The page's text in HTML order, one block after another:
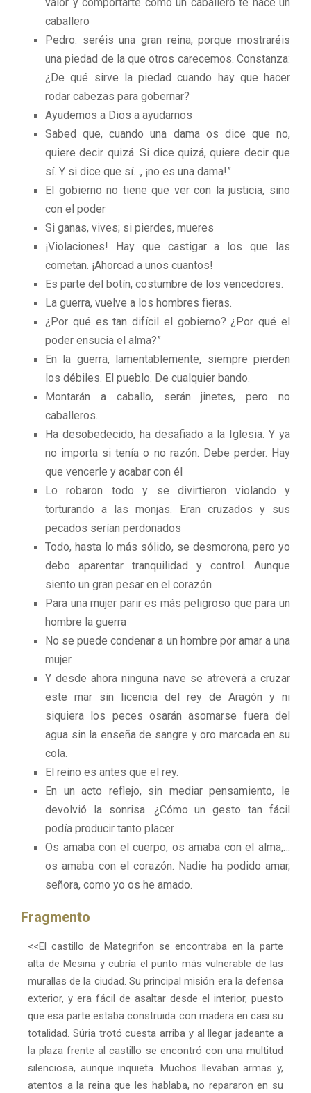
valor y comportarte como un caballero te hace un
caballero
Pedro: seréis una gran reina, porque mostraréis
una piedad de la que otros carecemos. Constanza:
¿De qué sirve la piedad cuando hay que hacer
rodar cabezas para gobernar?
Ayudemos a Dios a ayudarnos
Sabed que, cuando una dama os dice que no,
quiere decir quizá. Si dice quizá, quiere decir que
sí. Y si dice que sí…, ¡no es una dama!”
El gobierno no tiene que ver con la justicia, sino
con el poder
Si ganas, vives; si pierdes, mueres
¡Violaciones! Hay que castigar a los que las
cometan. ¡Ahorcad a unos cuantos!
Es parte del botín, costumbre de los vencedores.
La guerra, vuelve a los hombres fieras.
¿Por qué es tan difícil el gobierno? ¿Por qué el
poder ensucia el alma?”
En la guerra, lamentablemente, siempre pierden
los débiles. El pueblo. De cualquier bando.
Montarán a caballo, serán jinetes, pero no
caballeros.
Ha desobedecido, ha desafiado a la Iglesia. Y ya
no importa si tenía o no razón. Debe perder. Hay
que vencerle y acabar con él
Lo robaron todo y se divirtieron violando y
torturando a las monjas. Eran cruzados y sus
pecados serían perdonados
Todo, hasta lo más sólido, se desmorona, pero yo
debo aparentar tranquilidad y control. Aunque
siento un gran pesar en el corazón
Para una mujer parir es más peligroso que para un
hombre la guerra
No se puede condenar a un hombre por amar a una
mujer.
Y desde ahora ninguna nave se atreverá a cruzar
este mar sin licencia del rey de Aragón y ni
siquiera los peces osarán asomarse fuera del
agua sin la enseña de sangre y oro marcada en su
cola.
El reino es antes que el rey.
En un acto reflejo, sin mediar pensamiento, le
devolvió la sonrisa. ¿Cómo un gesto tan fácil
podía producir tanto placer
Os amaba con el cuerpo, os amaba con el alma,…
os amaba con el corazón. Nadie ha podido amar,
señora, como yo os he amado.
Fragmento
<<El castillo de Mategrifon se encontraba en la parte
alta de Mesina y cubría el punto más vulnerable de las
murallas de la ciudad. Su principal misión era la defensa
exterior, y era fácil de asaltar desde el interior, puesto
que esa parte estaba construida con madera en casi su
totalidad. Súria trotó cuesta arriba y al llegar jadeante a
la plaza frente al castillo se encontró con una multitud
silenciosa, aunque inquieta. Muchos llevaban armas y,
atentos a la reina que les hablaba, no repararon en su